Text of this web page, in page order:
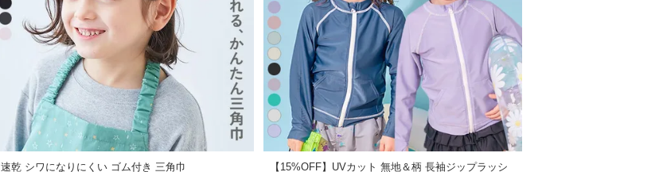
速乾 シワになりにくい ゴム付き 三角巾
【15%OFF】UVカット 無地＆柄 長袖ジップラッシ